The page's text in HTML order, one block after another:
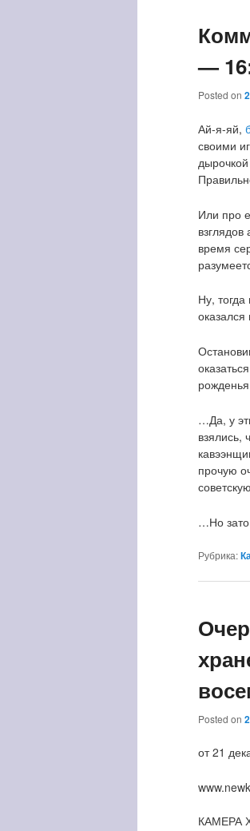
—
Posted on
Ай-я-яй,
своими
Или про
время
Ну,
…Да, у
взялись,
прочую
…Но
Рубрика:
Posted on
от 21
КАМЕРА